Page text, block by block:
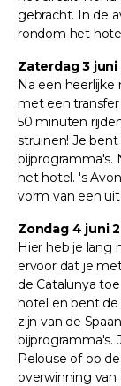
gebracht. In de
rondom het
Zaterdag 3
Na een
met een
50 minuten
struinen! Je
bijprogramma's.
het hotel. 's
vorm van een
Zondag 4 juni
Hier heb je lang
ervoor dat je
de Catalunya
hotel en bent
zijn van de
bijprogramma's.
Pelouse of op
overwinning van